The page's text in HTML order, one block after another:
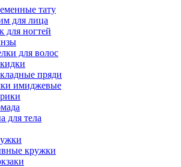
тату
для лица
для ногтей
для волос
пряди
имиджевые
для тела
кружки